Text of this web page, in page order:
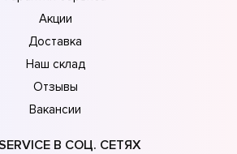
Акции
Доставка
Наш склад
Отзывы
Вакансии
В СОЦ. СЕТЯХ